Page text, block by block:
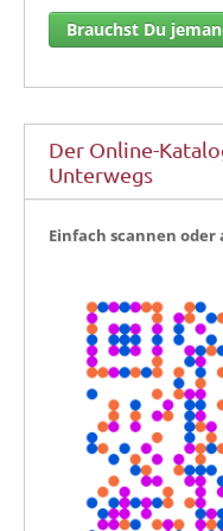
Brauchst Du
Der Online-
Unterwegs
Ein­fach scan­nen